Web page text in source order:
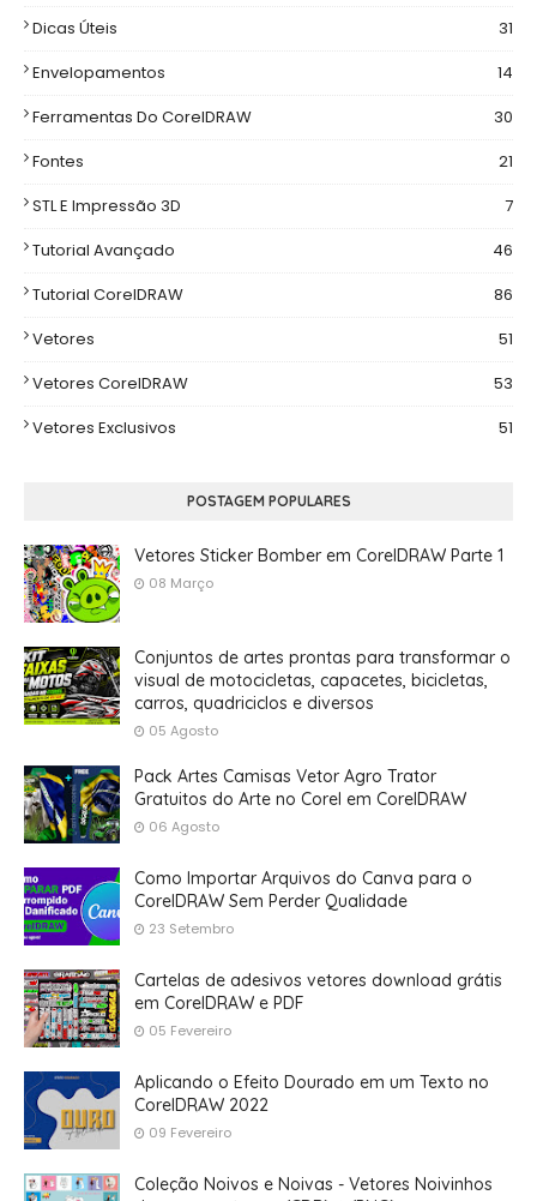
Dicas Úteis
31
Envelopamentos
14
Ferramentas Do CorelDRAW
30
Fontes
21
STL E Impressão 3D
7
Tutorial Avançado
46
Tutorial CorelDRAW
86
Vetores
51
Vetores CorelDRAW
53
Vetores Exclusivos
51
POSTAGEM POPULARES
Vetores Sticker Bomber em CorelDRAW Parte 1
08 Março
Conjuntos de artes prontas para transformar o
visual de motocicletas, capacetes, bicicletas,
carros, quadriciclos e diversos
05 Agosto
Pack Artes Camisas Vetor Agro Trator
Gratuitos do Arte no Corel em CorelDRAW
06 Agosto
Como Importar Arquivos do Canva para o
CorelDRAW Sem Perder Qualidade
23 Setembro
Cartelas de adesivos vetores download grátis
em CorelDRAW e PDF
05 Fevereiro
Aplicando o Efeito Dourado em um Texto no
CorelDRAW 2022
09 Fevereiro
Coleção Noivos e Noivas - Vetores Noivinhos